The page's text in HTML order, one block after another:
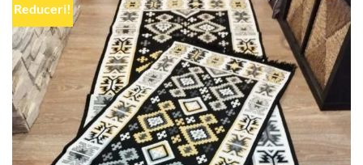
Reduceri!
Add to
wishlist